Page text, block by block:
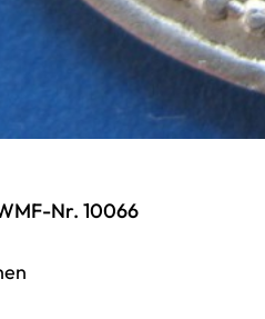
Nr. 10066